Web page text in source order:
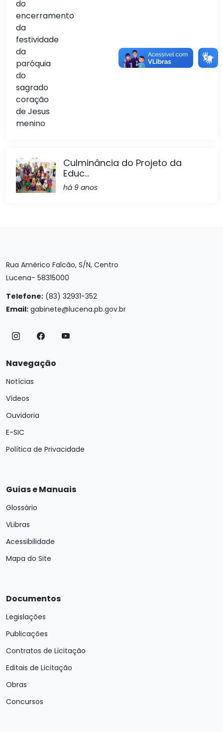
Culminância do Projeto da
Educ...
há 9 anos
Rua Américo Falcão, S/N, Centro
Lucena- 58315000
Telefone: (83) 32931-352
Email: gabinete@lucena.pb.gov.br
Navegação
Notícias
Vídeos
Ouvidoria
E-SIC
Política de Privacidade
Guias e Manuais
Glossário
VLibras
Acessibilidade
Mapa do Site
Documentos
Legislações
Publicações
Contratos de Licitação
Editais de Licitação
Obras
Concursos